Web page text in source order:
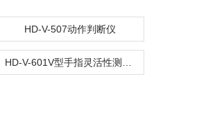
HD-V-507动作判断仪